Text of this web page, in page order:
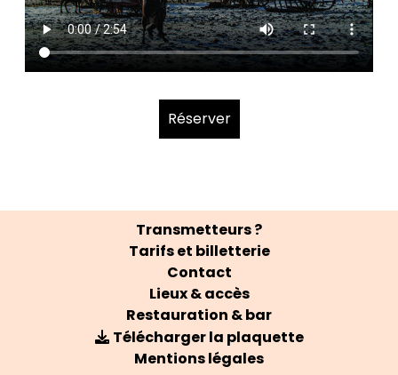
Réserver
Transmetteurs ?
Tarifs et billetterie
Contact
Lieux & accès
Restauration & bar
Télécharger la plaquette
Mentions légales